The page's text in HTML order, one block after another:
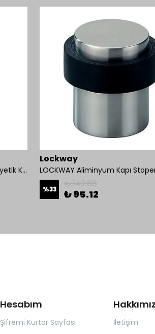
Mul-T-Lock 1200-BL-01 Kollu Manyetik Kilit 272 kg 600 Lbs
Lockway
LOCKWAY Aliminyum Kapı
%33 ₺ 95.12
Hesabım
Şifremi Kurtar Sayfası
İletişim